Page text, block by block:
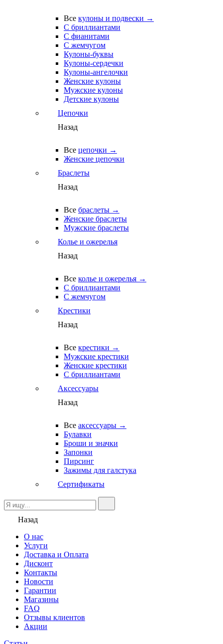
Все кулоны и подвески →
С бриллиантами
С фианитами
С жемчугом
Кулоны-буквы
Кулоны-сердечки
Кулоны-ангелочки
Женские кулоны
Мужские кулоны
Детские кулоны
Цепочки
Назад
Все цепочки →
Женские цепочки
Браслеты
Назад
Все браслеты →
Женские браслеты
Мужские браслеты
Колье и ожерелья
Назад
Все колье и ожерелья →
С бриллиантами
С жемчугом
Крестики
Назад
Все крестики →
Мужские крестики
Женские крестики
С бриллиантами
Аксессуары
Назад
Все аксессуары →
Булавки
Броши и значки
Запонки
Пирсинг
Зажимы для галстука
Сертификаты
Назад
О нас
Услуги
Доставка и Оплата
Дисконт
Контакты
Новости
Гарантии
Магазины
FAQ
Отзывы клиентов
Акции